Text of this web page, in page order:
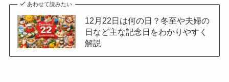
あわせて読みたい
12月22日は何の日？冬至や夫婦の
日など主な記念日をわかりやすく
解説